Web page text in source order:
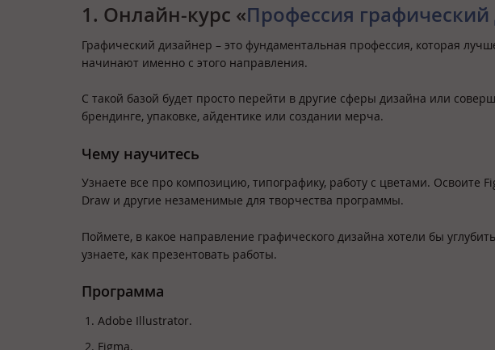
1. Онлайн-курс «Профессия
Графический дизайнер – это фундаментальная профессия, которая
начинают именно с этого направления.
С такой базой будет просто перейти в другие сферы дизайна или
брендинге, упаковке, айдентике или создании мерча.
Чему научитесь
Узнаете все про композицию, типографику, работу с цветами. Освоите
Draw и другие незаменимые для творчества программы.
Поймете, в какое направление графического дизайна хотели бы
узнаете, как презентовать работы.
Программа
Adobe Illustrator.
Figma.